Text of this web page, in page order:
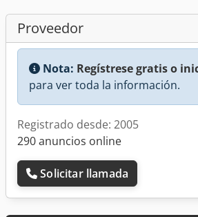
Proveedor
Nota: Regístrese gratis o
para ver toda la información.
Registrado desde: 2005
290 anuncios online
Solicitar llamada